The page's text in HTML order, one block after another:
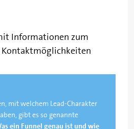
Informationen zum
mit welchem Lead-Charakter
gibt es so genannte
ein Funnel genau ist und wie